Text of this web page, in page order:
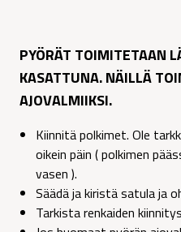
PYÖRÄT TOIMITETAAN
KASATTUNA. NÄILLÄ
AJOVALMIIKSI.
Kiinnitä polkimet. Ole
oikein päin ( polkimen
vasen ).
Säädä ja kiristä satula ja
Tarkista renkaiden